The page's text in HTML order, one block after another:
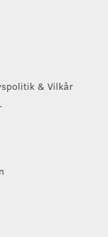
& Vilkår